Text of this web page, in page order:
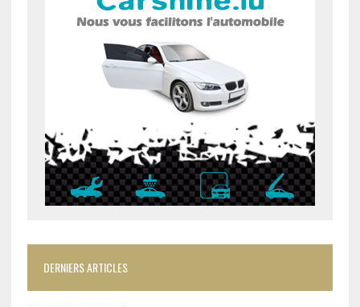
DERNIERS ARTICLES